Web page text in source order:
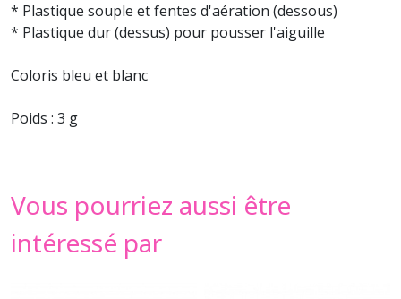
* Plastique souple et fentes d'aération (dessous)
* Plastique dur (dessus) pour pousser l'aiguille
Coloris bleu et blanc
Poids : 3 g
Vous pourriez aussi être
intéressé par